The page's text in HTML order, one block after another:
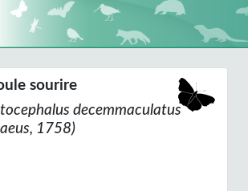
sourire
decemmaculatus
1758)